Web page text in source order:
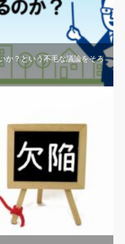
か？という不毛な議論をそろ